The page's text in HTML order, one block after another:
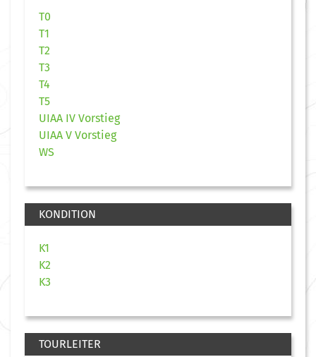
T0
T1
T2
T3
T4
T5
UIAA IV Vorstieg
UIAA V Vorstieg
WS
KONDITION
K1
K2
K3
TOURLEITER